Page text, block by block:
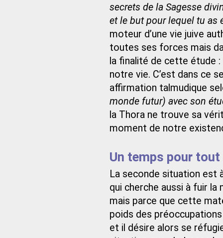
secrets de la Sagesse
et le but pour lequel tu as
moteur d’une vie juive
toutes ses forces mais
la finalité de cette étude
notre vie. C’est dans ce
affirmation talmudique
monde futur) avec son
la Thora ne trouve sa
moment de notre
Un temps pour tout
La seconde situation est
qui cherche aussi à fuir
mais parce que cette
poids des
et il désire alors se